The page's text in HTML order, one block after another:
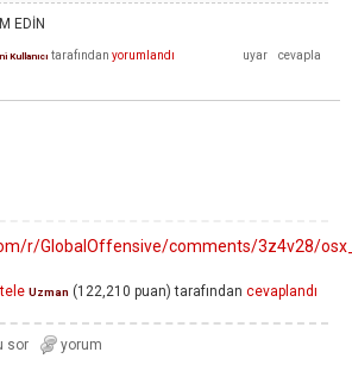
EDİN
Kullanıcı tarafından yorumlandı
r/GlobalOffensive/comments/3z4v28/
Uzman (122,210 puan) tarafından cevaplandı